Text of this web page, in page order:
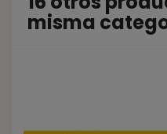
misma